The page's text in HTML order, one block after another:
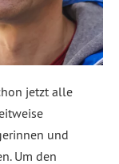
jetzt alle
und
Um den